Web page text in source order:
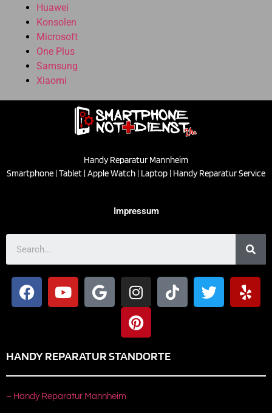
Huawei
Konsolen
Microsoft
One Plus
Samsung
Xiaomi
Handy Reparatur Mannheim
Smartphone | Tablet | Apple Watch | Laptop | Handy Reparatur Service
Impressum
HANDY REPARATUR STANDORTE
– Handy Reparatur Mannheim